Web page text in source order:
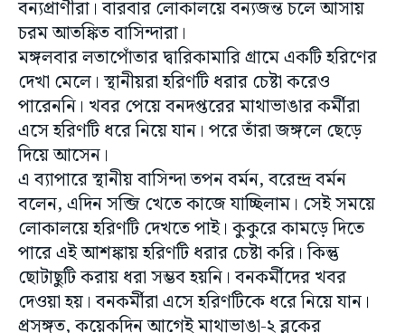
বন্যপ্রাণীরা। বারবার লোকালয়ে বন্যজন্ত চলে আসায়
চরম আতঙ্কিত বাসিন্দারা।
মঙ্গলবার লতাপোঁতার দ্বারিকামারি গ্রামে একটি হরিণের
দেখা মেলে। স্থানীয়রা হরিণটি ধরার চেষ্টা করেও
পারেননি। খবর পেয়ে বনদপ্তরের মাথাভাঙার কর্মীরা
এসে হরিণটি ধরে নিয়ে যান। পরে তাঁরা জঙ্গলে ছেড়ে
দিয়ে আসেন।
এ ব্যাপারে স্থানীয় বাসিন্দা তপন বর্মন, বরেন্দ্র বর্মন
বলেন, এদিন সব্জি খেতে কাজে যাচ্ছিলাম। সেই সময়ে
লোকালয়ে হরিণটি দেখতে পাই। কুকুরে কামড়ে দিতে
পারে এই আশঙ্কায় হরিণটি ধরার চেষ্টা করি। কিন্তু
ছোটাছুটি করায় ধরা সম্ভব হয়নি। বনকর্মীদের খবর
দেওয়া হয়। বনকর্মীরা এসে হরিণটিকে ধরে নিয়ে যান।
প্রসঙ্গত, কয়েকদিন আগেই মাথাভাঙা-২ ব্লকের